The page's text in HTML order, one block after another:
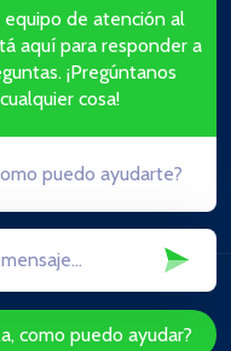
equipo de atención al
aquí para responder a
¡Pregúntanos
cualquier cosa!
puedo ayudarte?
como puedo ayudar?